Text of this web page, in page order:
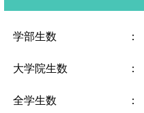
学部生数 ：
大学院生数 ：
全学生数 ：